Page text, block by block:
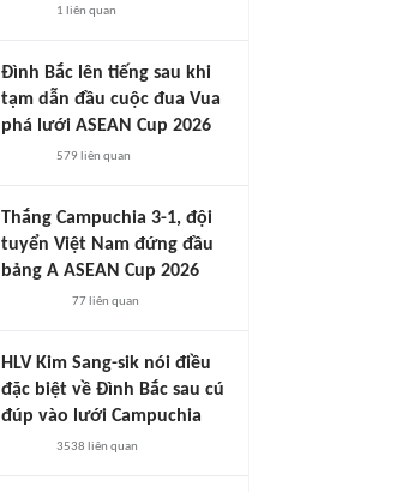
1 liên quan
Đình Bắc lên tiếng sau khi
tạm dẫn đầu cuộc đua Vua
phá lưới ASEAN Cup 2026
579 liên quan
Thắng Campuchia 3-1, đội
tuyển Việt Nam đứng đầu
bảng A ASEAN Cup 2026
77liên quan
HLV Kim Sang-sik nói điều
đặc biệt về Đình Bắc sau cú
đúp vào lưới Campuchia
3538 liên quan